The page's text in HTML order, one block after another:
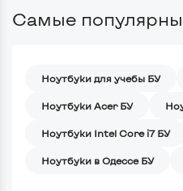
Самые
Ноутбуки для учебы БУ
Ноутбуки Acer БУ
Ноутбуки Intel Core i7 БУ
Ноутбуки в Одессе БУ